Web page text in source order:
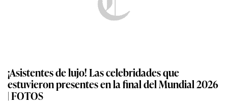
¡Asistentes de lujo! Las celebridades que
estuvieron presentes en la final del Mundial 2026
| FOTOS